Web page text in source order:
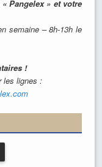
Pangelex » et votre
semaine – 8h-13h le
!
les lignes :